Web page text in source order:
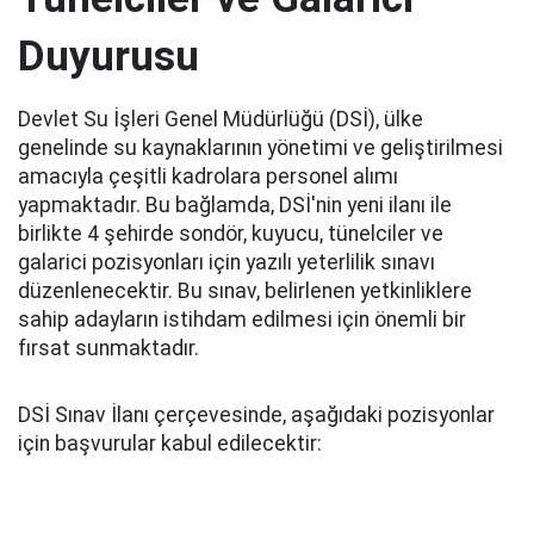
Duyurusu
Devlet Su İşleri Genel Müdürlüğü (DSİ), ülke
genelinde su kaynaklarının yönetimi ve geliştirilmesi
amacıyla çeşitli kadrolara personel alımı
yapmaktadır. Bu bağlamda, DSİ'nin yeni ilanı ile
birlikte 4 şehirde sondör, kuyucu, tünelciler ve
galarici pozisyonları için yazılı yeterlilik sınavı
düzenlenecektir. Bu sınav, belirlenen yetkinliklere
sahip adayların istihdam edilmesi için önemli bir
fırsat sunmaktadır.
DSİ Sınav İlanı çerçevesinde, aşağıdaki pozisyonlar
için başvurular kabul edilecektir: